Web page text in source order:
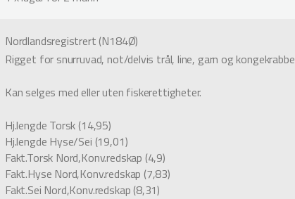
Nordlandsregistrert (N184Ø)
Rigget for snurruvad, not/delvis trål, line, garn og kongekrabbe
Kan selges med eller uten fiskerettigheter.
Hj.lengde Torsk (14,95)
Hj.lengde Hyse/Sei (19,01)
Fakt.Torsk Nord,Konv.redskap (4,9)
Fakt.Hyse Nord,Konv.redskap (7,83)
Fakt.Sei Nord,Konv.redskap (8,31)